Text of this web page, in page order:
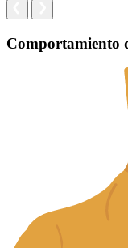
Comportamiento